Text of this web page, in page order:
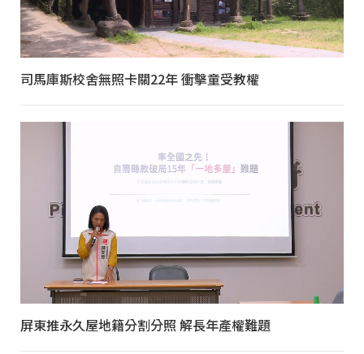
司馬庫斯校舍無照卡關22年 衝擊童受教權
屏東推永久屋地籍分割分照 解長年產權難題